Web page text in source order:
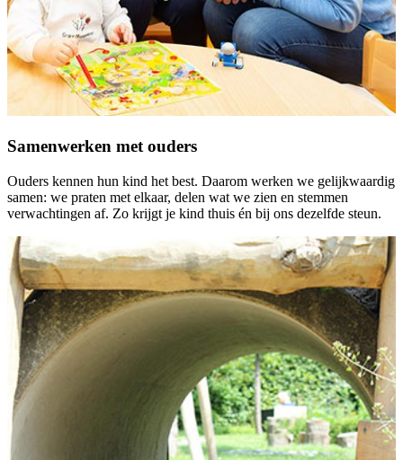
Samenwerken met ouders
Ouders kennen hun kind het best. Daarom werken we gelijkwaardig
samen: we praten met elkaar, delen wat we zien en stemmen
verwachtingen af. Zo krijgt je kind thuis én bij ons dezelfde steun.